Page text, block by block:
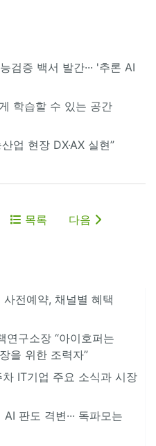
검증 백서 발간··· '추론 AI
학습할 수 있는 공간
업 현장 DX·AX 실현”
목록 다음
전예약, 채널별 혜택
연구소장 “아이호퍼는
을 위한 조력자”
IT기업 주요 소식과 시장
판도 격변··· 독파모는